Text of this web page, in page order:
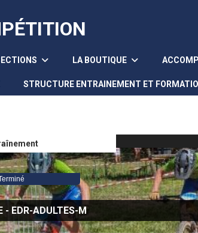
LA BOUTIQUE
STRUCTURE ENTRAINEMENT ET
- EDR-ADULTES-M